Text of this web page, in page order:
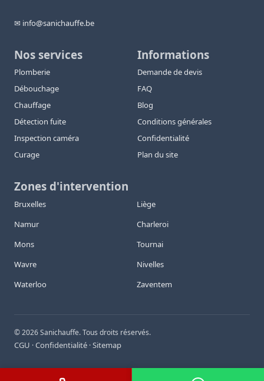
✉ info@sanichauffe.be
Nos services
Plomberie
Débouchage
Chauffage
Détection fuite
Inspection caméra
Curage
Informations
Demande de devis
FAQ
Blog
Conditions générales
Confidentialité
Plan du site
Zones d'intervention
Bruxelles
Liège
Namur
Charleroi
Mons
Tournai
Wavre
Nivelles
Waterloo
Zaventem
©2026Sanichauffe. Tous droits réservés.
CGU ·Confidentialité ·Sitemap